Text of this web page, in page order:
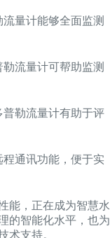
流量计能够全面监测
勒流量计可帮助监测
普勒流量计有助于评
程通讯功能，便于实
能，正在成为智慧水
的智能化水平，也为
术支持。